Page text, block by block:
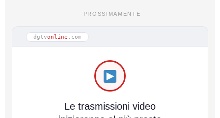
inizieranno al più presto